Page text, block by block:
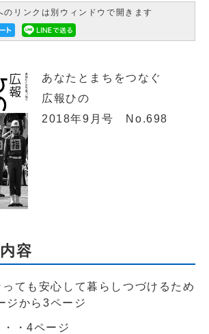
のリンクは別ウィンドウで開きます
あなたとまちをつなぐ
広報ひの
2018年9月号 No.698
容
ても安心して暮らしつづけるため
ジから3ページ
・4ページ